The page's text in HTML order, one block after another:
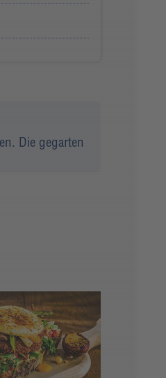
Die gegarten